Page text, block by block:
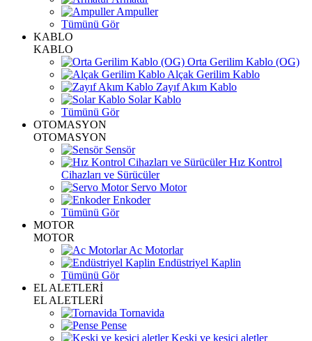
Ampuller
Tümünü Gör
KABLO
KABLO
Orta Gerilim Kablo (OG)
Alçak Gerilim Kablo
Zayıf Akım Kablo
Solar Kablo
Tümünü Gör
OTOMASYON
OTOMASYON
Sensör
Hız Kontrol
Cihazları ve Sürücüler
Servo Motor
Enkoder
Tümünü Gör
MOTOR
MOTOR
Ac Motorlar
Endüstriyel Kaplin
Tümünü Gör
EL ALETLERİ
EL ALETLERİ
Tornavida
Pense
Keski ve kesici aletler